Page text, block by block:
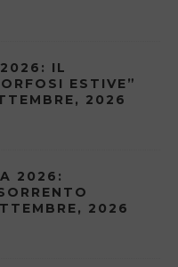
IL
ESTIVE”
2026
2026:
2026